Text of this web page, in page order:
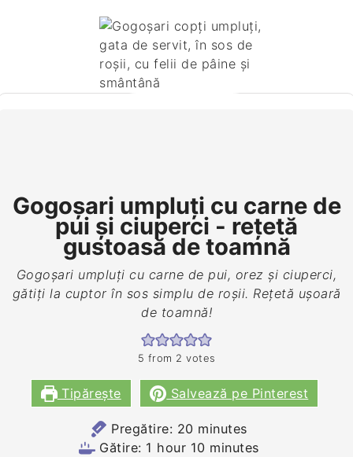
Gogoșari umpluți cu carne de
pui și ciuperci - rețetă
gustoasă de toamnă
Gogoșari umpluți cu carne de pui, orez și ciuperci,
gătiți la cuptor în sos simplu de roșii. Rețetă ușoară
de toamnă!
5 from 2 votes
Tipărește Salvează pe Pinterest
Pregătire: 20minutes
minutes
Gătire: 1 hour
hour 10minutes
minutes